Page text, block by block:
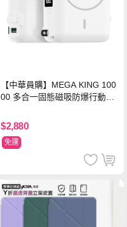
【中華員購】MEGA KING 100
00 多合一固態磁吸防爆行動電
$2,880
免運